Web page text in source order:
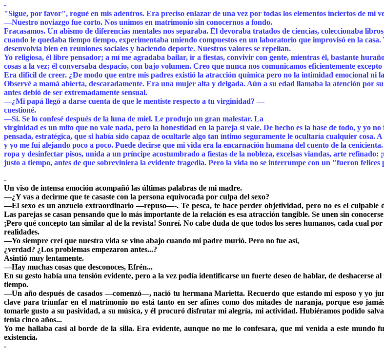
-
"Sigue, por favor", rogué en mis adentros. Era preciso enlazar de una vez por todas los elementos inciertos de mi
—Nuestro noviazgo fue corto. Nos unimos en matrimonio sin conocernos a fondo.
Fracasamos. Un abismo de diferencias mentales nos separaba. Él devoraba tratados de ciencias, coleccionaba
cuando le quedaba tiempo tiempo, experimentaba uniendo compuestos en un laboratorio que improvisó en la
desenvolvía bien en reuniones sociales y haciendo deporte. Nuestros valores se repelían.
Yo religiosa, él libre pensador; a mí me agradaba bailar, ir a fiestas, convivir con gente, mientras él, bastante
cosas a la vez; él conversaba despacio, con bajo volumen. Creo que nunca nos comunicamos eficientemente
Era difícil de creer. ¿De modo que entre mis padres existió la atracción química pero no la intimidad emocional ni
Observé a mamá abierta, descaradamente. Era una mujer alta y delgada. Aún a su edad llamaba la atención por
antes debió de ser extremadamente sensual.
—¿Mi papá llegó a darse cuenta de que le mentiste respecto a tu virginidad? —
cuestioné.
—Sí. Se lo confesé después de la luna de miel. Le produjo un gran malestar. La
virginidad es un mito que no vale nada, pero la honestidad en la pareja sí vale. De hecho es la base de todo, y yo
pensada, estratégica, que si había sido capaz de ocultarle algo tan íntimo seguramente le ocultaría cualquier
y yo me fui alejando poco a poco. Puede decirse que mi vida era la encarnación humana del cuento de la
ropa y desinfectar pisos, unida a un príncipe acostumbrado a fiestas de la nobleza, excelsas viandas, arte
justo a tiempo, antes de que sobreviniera la evidente tragedia. Pero la vida no se interrumpe con un "fueron
-
Un viso de intensa emoción acompañó las últimas palabras de mi madre.
—¿Y vas a decirme que te casaste con la persona equivocada por culpa del sexo?
—El sexo es un anzuelo extraordinario —repuso—-. Te pesca, te hace perder objetividad, pero no es el culpable
Las parejas se casan pensando que lo más importante de la relación es esa atracción tangible. Se unen sin
¡Pero qué concepto tan similar al de la revista! Sonreí. No cabe duda de que todos los seres humanos, cada cual
realidades.
—Yo siempre creí que nuestra vida se vino abajo cuando mi padre murió. Pero no fue así,
¿verdad? ¿Los problemas empezaron antes...?
Asintió muy lentamente.
—Hay muchas cosas que desconoces, Efrén...
En su gesto había una tensión evidente, pero a la vez podía identificarse un fuerte deseo de hablar, de deshacerse
tiempo.
—Un año después de casados —comenzó—, nació tu hermana Marietta. Recuerdo que estando mi esposo y yo
clave para triunfar en el matrimonio no está tanto en ser afines como dos mitades de naranja, porque eso
tomarle gusto a su pasividad, a su música, y él procuró disfrutar mi alegría, mi actividad. Hubiéramos podido
tenía cinco años...
Yo me hallaba casi al borde de la silla. Era evidente, aunque no me lo confesara, que mi venida a este
existencia.
-